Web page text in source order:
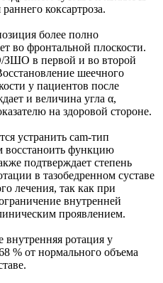
коксартроза.
более полно
во фронтальной плоскости.
в первой и во второй
шеечного
у пациентов после
и величина угла α,
на здоровой стороне.
устранить cam-тип
восстаноить функцию
подтверждает степень
в тазобедренном суставе
лечения, так как при
внутренней
проявлением.
ротация у
% от нормального объема